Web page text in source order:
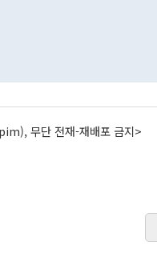
무단 전재-재배포 금지>